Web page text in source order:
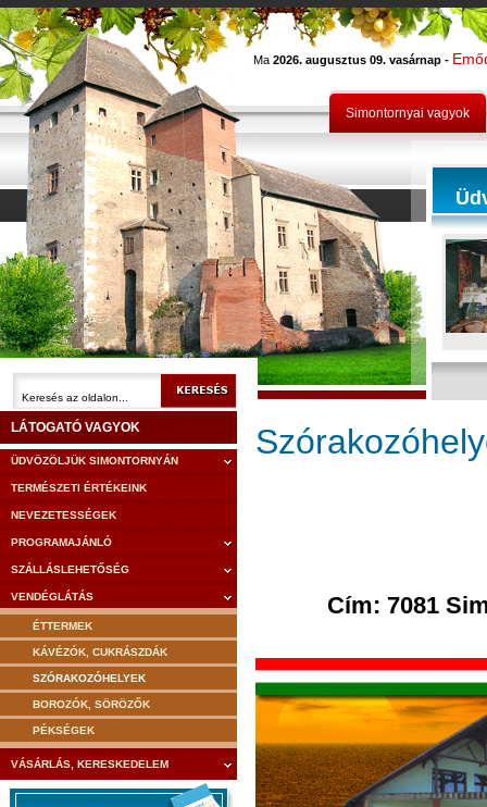
Ma 2026. augusztus 09. vasárnap -
Simontornyai vagyok
LÁTOGATÓ VAGYOK
ÜDVÖZÖLJÜK SIMONTORNYÁN
TERMÉSZETI ÉRTÉKEINK
NEVEZETESSÉGEK
PROGRAMAJÁNLÓ
SZÁLLÁSLEHETŐSÉG
VENDÉGLÁTÁS
ÉTTERMEK
KÁVÉZÓK, CUKRÁSZDÁK
SZÓRAKOZÓHELYEK
BOROZÓK, SÖRÖZŐK
PÉKSÉGEK
VÁSÁRLÁS, KERESKEDELEM
Cím: 7081